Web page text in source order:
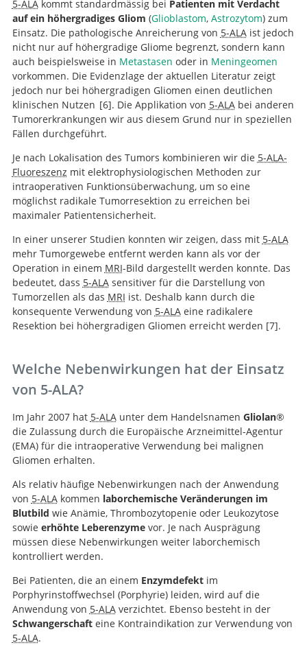
5-ALAkommt standardmässig bei Patienten mit Verdacht
auf ein höhergradiges Gliom (Glioblastom, Astrozytom) zum
Einsatz. Die pathologische Anreicherung von 5-ALAist jedoch
nicht nur auf höhergradige Gliome begrenzt, sondern kann
auch beispielsweise in Metastasen oder in Meningeomen
vorkommen. Die Evidenzlage der aktuellen Literatur zeigt
jedoch nur bei höhergradigen Gliomen einen deutlichen
klinischen Nutzen
6
brain tumor surgery: a systematic review.
. Die Applikation von 5-ALAbei anderen
Tumorerkrankungen wir aus diesem Grund nur in speziellen
Fällen durchgeführt.
Je nach Lokalisation des Tumors kombinieren wir die 5-ALA-
Fluoreszenz mit elektrophysiologischen Methoden zur
intraoperativen Funktionsüberwachung, um so eine
möglichst radikale Tumorresektion zu erreichen bei
maximaler Patientensicherheit.
In einer unserer Studien konnten wir zeigen, dass mit 5-ALA
mehr Tumorgewebe entfernt werden kann als vor der
Operation in einem MRI-Bild dargestellt werden konnte. Das
bedeutet, dass 5-ALAsensitiver für die Darstellung von
Tumorzellen als das MRI ist. Deshalb kann durch die
konsequente Verwendung von 5-ALAeine radikalere
Resektion bei höhergradigen Gliomen erreicht werden 7
5-ALA complete resections go beyond MR
contrast enhancement: shift corrected volumetric
analysis of the extent of resection in surgery for
.
Welche Nebenwirkungen hat der Einsatz
von 5-ALA?
Im Jahr 2007 hat 5-ALAunter dem Handelsnamen Gliolan®
die Zulassung durch die Europäische Arzneimittel-Agentur
(EMA) für die intraoperative Verwendung bei malignen
Gliomen erhalten.
Als relativ häufige Nebenwirkungen nach der Anwendung
von 5-ALAkommen laborchemische Veränderungen im
Blutbild wie Anämie, Thrombozytopenie oder Leukozytose
sowie erhöhte Leberenzymevor. Je nach Ausprägung
müssen diese Nebenwirkungen weiter laborchemisch
kontrolliert werden.
Bei Patienten, die an einem Enzymdefektim
Porphyrinstoffwechsel (Porphyrie) leiden, wird auf die
Anwendung von 5-ALAverzichtet. Ebenso besteht in der
Schwangerschafteine Kontraindikation zur Verwendung von
5-ALA.
Suche